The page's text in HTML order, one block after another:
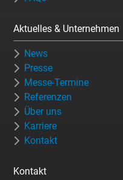
Aktuelles & Unternehmen
News
Presse
Messe-Termine
Referenzen
Über uns
Karriere
Kontakt
Kontakt